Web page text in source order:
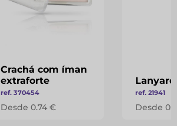
Crachá com íman
extraforte
ref. 370454
Desde 0.74 €
ref. 21941
Desde